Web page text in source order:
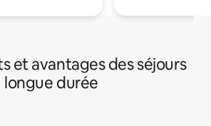
et avantages des séjours
longue durée